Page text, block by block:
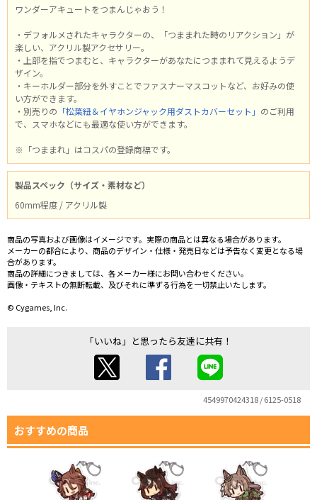
ワンダーアキュートをつまんじゃおう！
・デフォルメされたキャラクターの、「つままれた時のリアクション」が
楽しい、アクリル製アクセサリー。
・上部を指でつまむと、キャラクターがあなたにつままれて見えるようデ
ザイン。
・キーホルダー部分を外すことでファスナーマスコットなど、お好みの使
い方ができます。
・別売りの 「松葉紐＆イヤホンジャック用ダストカバーセット」 のご利用
で、スマホなどにも最適な使い方ができます。
※「つままれ」はコスパの登録商標です。
製品スペック（サイズ・素材など）
60mm程度 / アクリル製
商品の写真および画像はイメージです。実際の商品とは異なる場合があります。
メーカーの都合により、商品のデザイン・仕様・発売日などは予告なく変更となる場
合があります。
商品の詳細につきましては、各メーカー様にお問い合わせください。
画像・テキストの無断転載、及びそれに準ずる行為を一切禁止いたします。
© Cygames, Inc.
「いいね」と思ったら友達に共有！
4549970424318 / 6125-0518
おすすめの商品